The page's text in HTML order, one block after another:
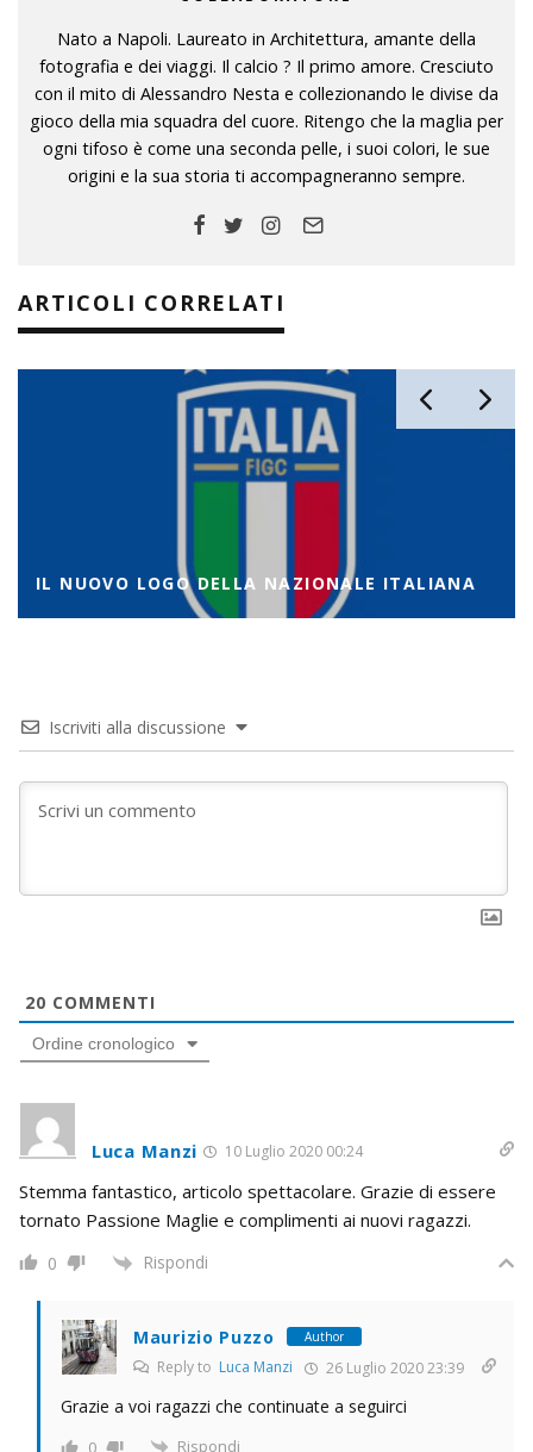
Nato a Napoli. Laureato in Architettura, amante della
fotografia e dei viaggi. Il calcio ? Il primo amore. Cresciuto
con il mito di Alessandro Nesta e collezionando le divise da
gioco della mia squadra del cuore. Ritengo che la maglia per
ogni tifoso è come una seconda pelle, i suoi colori, le sue
origini e la sua storia ti accompagneranno sempre.
ARTICOLI CORRELATI
IL NUOVO LOGO DELLA NAZIONALE ITALIANA
Iscriviti alla discussione
20 COMMENTI
Ordine cronologico
Luca Manzi 10 Luglio 2020 00:24
Stemma fantastico, articolo spettacolare. Grazie di essere
tornato Passione Maglie e complimenti ai nuovi ragazzi.
0 Rispondi
Maurizio Puzzo Author
Reply to Luca Manzi 26 Luglio 2020 23:39
Grazie a voi ragazzi che continuate a seguirci
0 Rispondi